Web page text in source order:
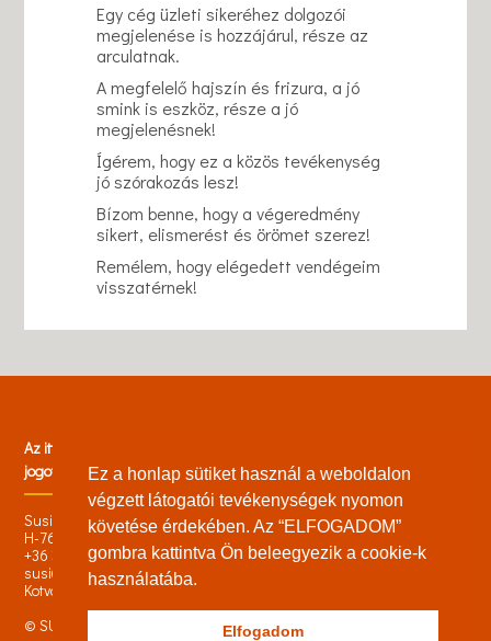
Egy cég üzleti sikeréhez dolgozói
megjelenése is hozzájárul, része az
arculatnak.
A megfelelő hajszín és frizura, a jó
smink is eszköz, része a jó
megjelenésnek!
Ígérem, hogy ez a közös tevékenység
jó szórakozás lesz!
Bízom benne, hogy a végeredmény
sikert, elismerést és örömet szerez!
Remélem, hogy elégedett vendégeim
visszatérnek!
Az itt megjelentetett referenciák saját munkáim, minden szerzői
jogot fenntartok.
Susi Lakberendezés
H-7625 Pécs, Citrom u. 8.
+36 30 2263670
susi@susi.hu
Kotvász Márta
© SUSI | 2014 |
Ez a honlap sütiket használ a weboldalon
végzett látogatói tevékenységek nyomon
követése érdekében. Az “ELFOGADOM”
gombra kattintva Ön beleegyezik a cookie-k
használatába.
Elfogadom